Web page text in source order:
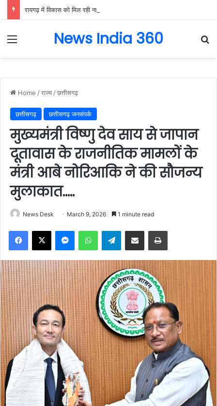
Menu News India 360
Home /राज्य /छत्तीसगढ़
छत्तीसगढ़ छत्तीसगढ़ जनसंपर्क
मुख्यमंत्री विष्णु देव साय से जापान
दूतावास के राजनीतिक मामलों के
मंत्री आबे नोरिआकि ने की सौजन्य
मुलाकात…..
News Desk March 9, 2026 1 minute read
Facebook
X MessengerWhatsAppTelegramShare via Email Print